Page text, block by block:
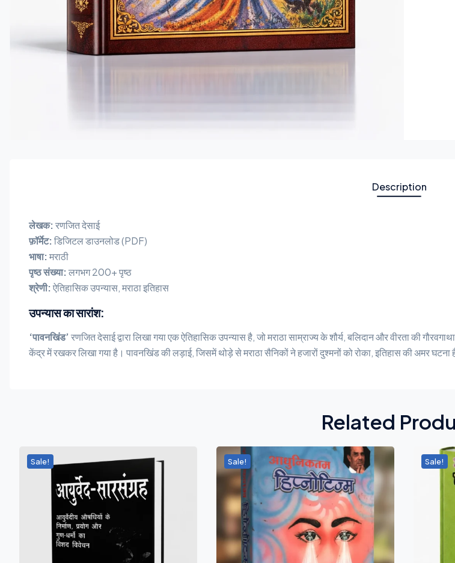
Description
लेखक:रणजित देसाई
फ़ॉर्मेट:डिजिटल डाउनलोड (PDF)
भाषा:मराठी
पृष्ठ संख्या:लगभग 200+ पृष्ठ
श्रेणी:ऐतिहासिक उपन्यास, मराठा इतिहास
उपन्यास का सारांश:
‘पावनखिंड’रणजित देसाई द्वारा लिखा गया एक ऐतिहासिक उपन्यास है, जो मराठा साम्राज्य के शौर्य, बलिदान और वीरता की
केंद्र में रखकर लिखा गया है। पावनखिंड की लड़ाई, जिसमें थोड़े से मराठा सैनिकों ने हजारों दुश्मनों को रोका, इतिहास की अमर घटना
Related
Sale! Sale! Sale!